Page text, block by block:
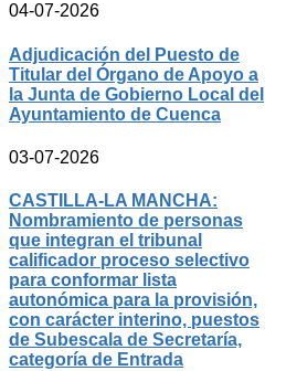
04-07-2026
Adjudicación del Puesto de
Titular del Órgano de Apoyo a
la Junta de Gobierno Local del
Ayuntamiento de Cuenca
03-07-2026
CASTILLA-LA MANCHA:
Nombramiento de personas
que integran el tribunal
calificador proceso selectivo
para conformar lista
autonómica para la provisión,
con carácter interino, puestos
de Subescala de Secretaría,
categoría de Entrada